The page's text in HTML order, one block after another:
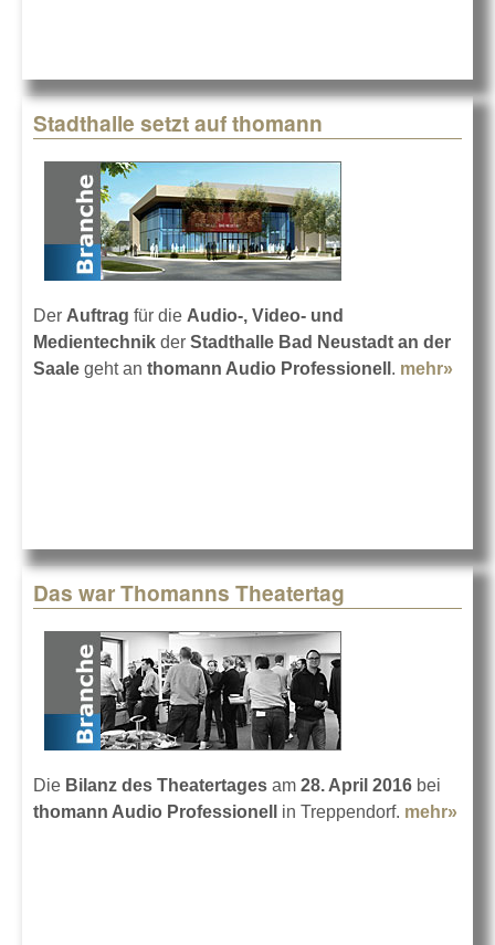
Stadthalle setzt auf thomann
Der Auftrag für die Audio-, Video- und
Medientechnik der Stadthalle Bad Neustadt an der
Saale geht an thomann Audio Professionell . mehr»
Das war Thomanns Theatertag
Die Bilanz des Theatertages am 28. April 2016 bei
thomann Audio Professionell
in Treppendorf. mehr»